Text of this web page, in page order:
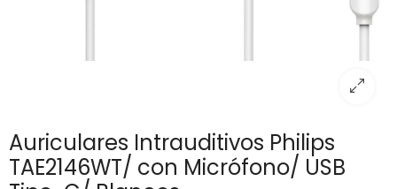
Auriculares Intrauditivos Philips
TAE2146WT/ con Micrófono/ USB